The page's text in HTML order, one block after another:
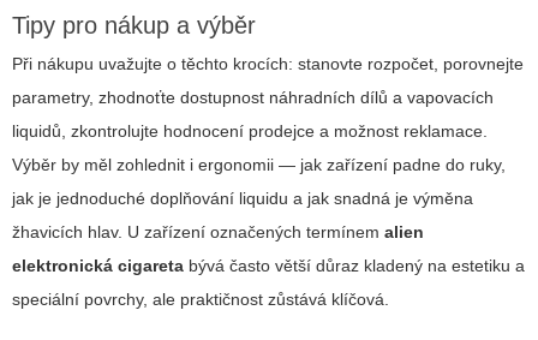
Tipy pro nákup a výběr
Při nákupu uvažujte o těchto krocích: stanovte rozpočet, porovnejte
parametry, zhodnoťte dostupnost náhradních dílů a vapovacích
liquidů, zkontrolujte hodnocení prodejce a možnost reklamace.
Výběr by měl zohlednit i ergonomii — jak zařízení padne do ruky,
jak je jednoduché doplňování liquidu a jak snadná je výměna
žhavicích hlav. U zařízení označených termínem alien
elektronická cigareta bývá často větší důraz kladený na estetiku a
speciální povrchy, ale praktičnost zůstává klíčová.